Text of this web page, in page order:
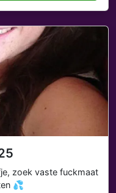
zoek vaste fuckmaat
💦